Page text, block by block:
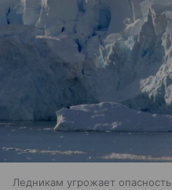
Ледникам угрожает опасность